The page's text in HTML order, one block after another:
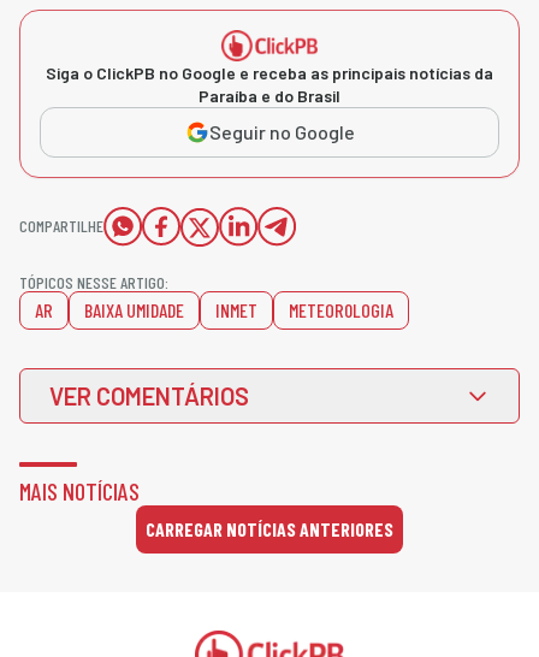
Siga o ClickPB no Google e receba as principais notícias da
Paraíba e do Brasil
Seguir no Google
COMPARTILHE
TÓPICOS NESSE ARTIGO:
AR BAIXA UMIDADE INMET METEOR0LOGIA
VER COMENTÁRIOS
MAIS NOTÍCIAS
CARREGAR NOTÍCIAS ANTERIORES